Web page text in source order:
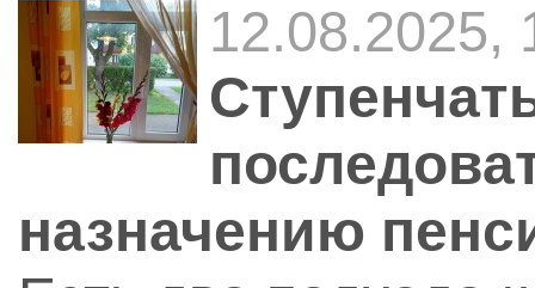
12.08.2025,
назначению